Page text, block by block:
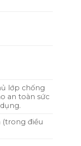
lớp chống
an toàn sức
(trong điều